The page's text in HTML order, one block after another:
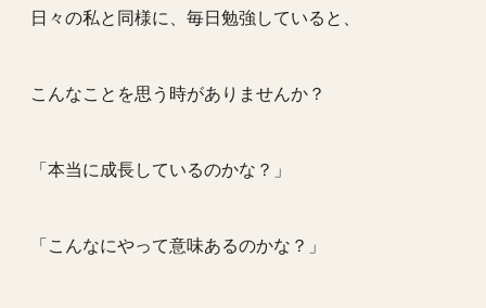
日々の私と同様に、毎日勉強していると、
こんなことを思う時がありませんか？
「本当に成長しているのかな？」
「こんなにやって意味あるのかな？」